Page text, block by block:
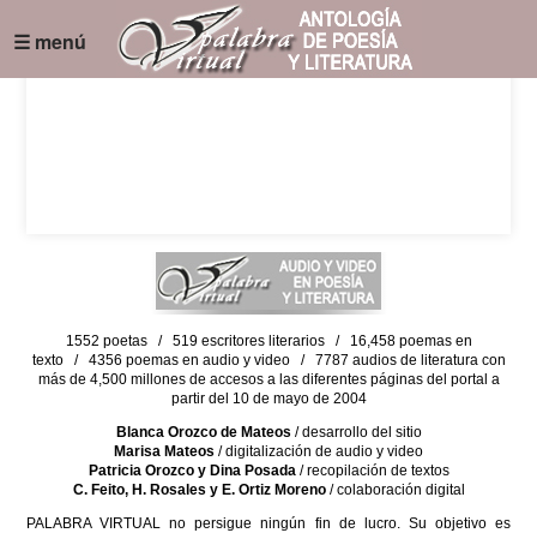
☰ menú
1552 poetas / 519 escritores literarios / 16,458 poemas en
texto / 4356 poemas en audio y video / 7787 audios de literatura con
más de 4,500 millones de accesos a las diferentes páginas del portal a
partir del 10 de mayo de 2004
Blanca Orozco de Mateos / desarrollo del sitio
Marisa Mateos / digitalización de audio y video
Patricia Orozco y Dina Posada/ recopilación de textos
C. Feito, H. Rosales y E. Ortiz Moreno/ colaboración digital
PALABRA VIRTUAL no persigue ningún fin de lucro. Su objetivo es